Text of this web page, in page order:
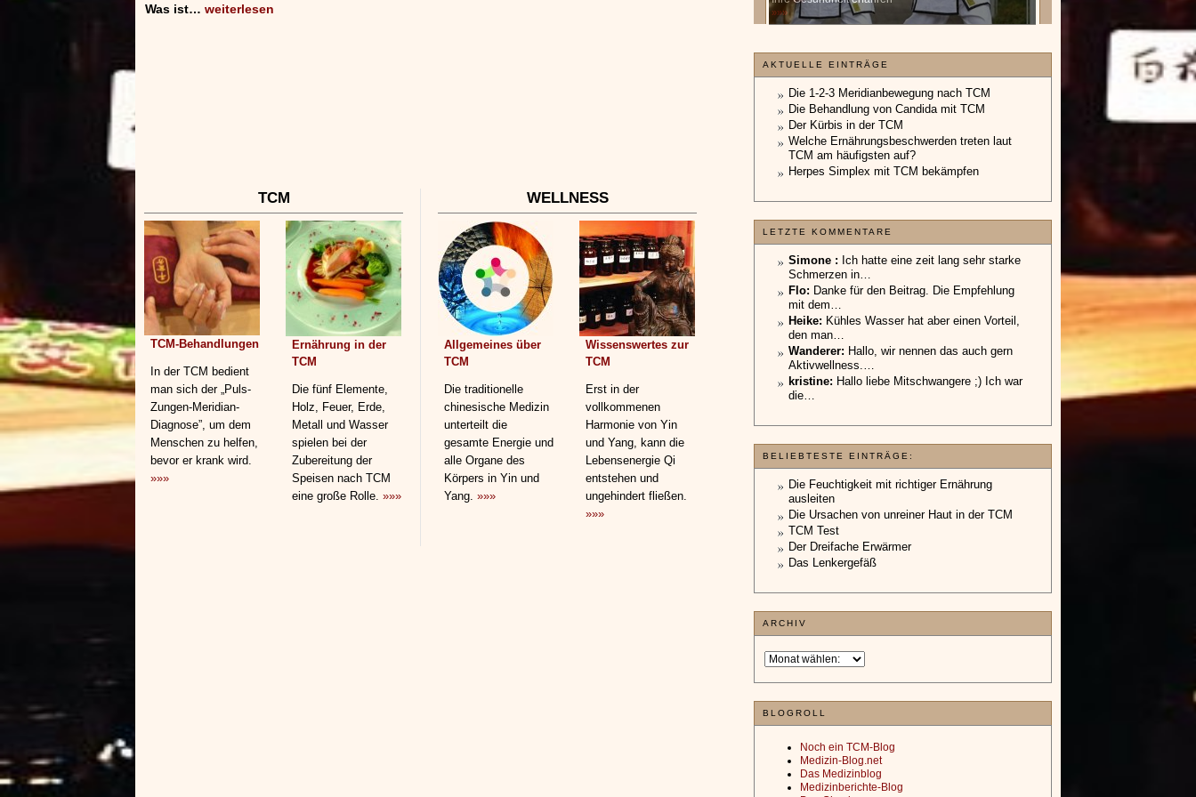
Was ist… weiterlesen
TCM
TCM-Behandlungen
In der TCM bedient
man sich der „Puls-
Zungen-Meridian-
Diagnose”, um dem
Menschen zu helfen,
bevor er krank wird.
»»»
Ernährung in der
TCM
Die fünf Elemente,
Holz, Feuer, Erde,
Metall und Wasser
spielen bei der
Zubereitung der
Speisen nach TCM
eine große Rolle. »»»
WELLNESS
Allgemeines über
TCM
Die traditionelle
chinesische Medizin
unterteilt die
gesamte Energie und
alle Organe des
Körpers in Yin und
Yang. »»»
Wissenswertes zur
TCM
Erst in der
vollkommenen
Harmonie von Yin
und Yang, kann die
Lebensenergie Qi
entstehen und
ungehindert fließen.
»»»
»»»
»»»
AKTUELLE EINTRÄGE
Die 1-2-3 Meridianbewegung nach TCM
Die Behandlung von Candida mit TCM
Der Kürbis in der TCM
Welche Ernährungsbeschwerden treten laut
TCM am häufigsten auf?
Herpes Simplex mit TCM bekämpfen
LETZTE KOMMENTARE
Simone : Ich hatte eine zeit lang sehr starke
Schmerzen in…
Flo: Danke für den Beitrag. Die Empfehlung
mit dem…
Heike: Kühles Wasser hat aber einen Vorteil,
den man…
Wanderer: Hallo, wir nennen das auch gern
Aktivwellness.…
kristine: Hallo liebe Mitschwangere ;) Ich war
die…
BELIEBTESTE EINTRÄGE:
Die Feuchtigkeit mit richtiger Ernährung
ausleiten
Die Ursachen von unreiner Haut in der TCM
TCM Test
Der Dreifache Erwärmer
Das Lenkergefäß
ARCHIV
BLOGROLL
Noch ein TCM-Blog
Medizin-Blog.net
Das Medizinblog
Medizinberichte-Blog